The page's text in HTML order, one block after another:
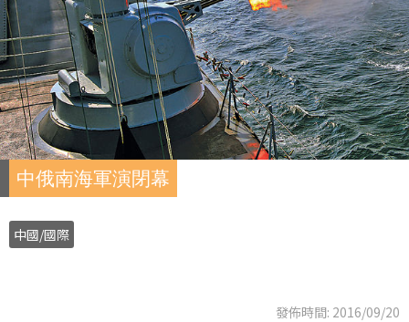
中俄南海軍演閉幕
中國/國際
發佈時間: 2016/09/20